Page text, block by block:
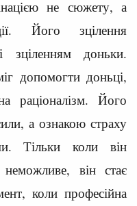
не сюжету, а
Його зцілення
зціленням доньки.
допомогти доньці,
раціоналізм. Його
а ознакою страху
Тільки коли він
він стає
коли професійна